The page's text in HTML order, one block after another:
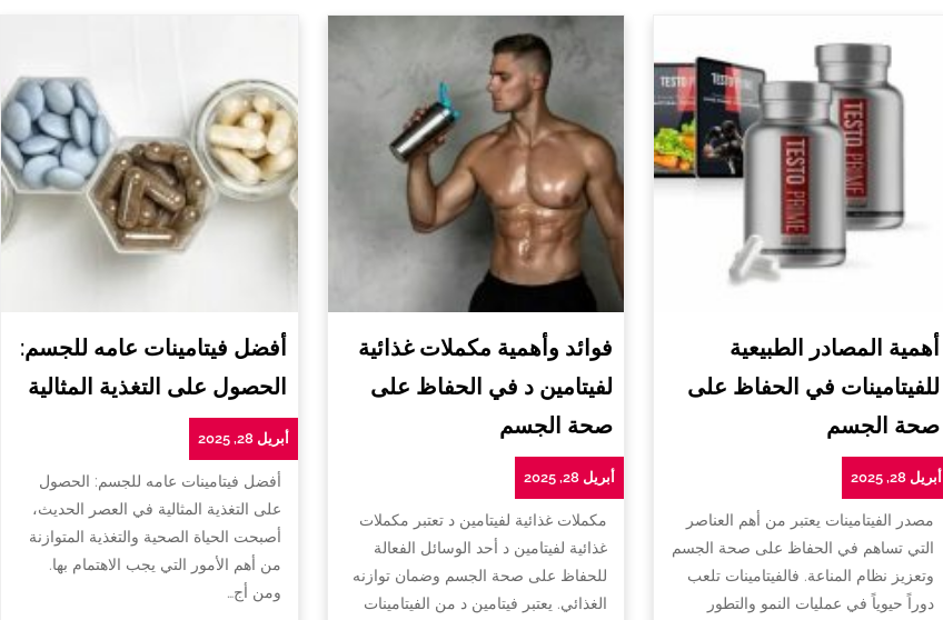
أهمية المصادر الطبيعية
للفيتامينات في الحفاظ على
صحة الجسم
أبريل 28, 2025
مصدر الفيتامينات يعتبر من أهم العناصر
التي تساهم في الحفاظ على صحة الجسم
وتعزيز نظام المناعة. فالفيتامينات تلعب
دوراً حيوياً في عمليات النمو والتطور
فوائد وأهمية مكملات غذائية
لفيتامين د في الحفاظ على
صحة الجسم
أبريل 28, 2025
مكملات غذائية لفيتامين د تعتبر مكملات
غذائية لفيتامين د أحد الوسائل الفعالة
للحفاظ على صحة الجسم وضمان توازنه
الغذائي. يعتبر فيتامين د من الفيتامينات
أفضل فيتامينات عامه للجسم:
الحصول على التغذية المثالية
أبريل 28, 2025
أفضل فيتامينات عامه للجسم: الحصول
على التغذية المثالية في العصر الحديث،
أصبحت الحياة الصحية والتغذية المتوازنة
من أهم الأمور التي يجب الاهتمام بها.
ومن أج…